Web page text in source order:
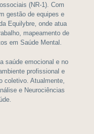
(NR-1). Com
gestão de equipes e
Equilybre, onde atua
mapeamento de
em Saúde Mental.
saúde emocional e no
profissional e
coletivo. Atualmente,
e Neurociências